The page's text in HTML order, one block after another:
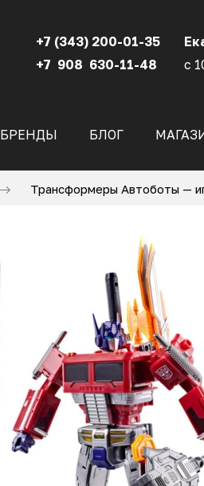
+7 (343) 200-01-35
+7 908 630-11-48
с
БРЕНДЫ БЛОГ
Трансформеры Автоботы —